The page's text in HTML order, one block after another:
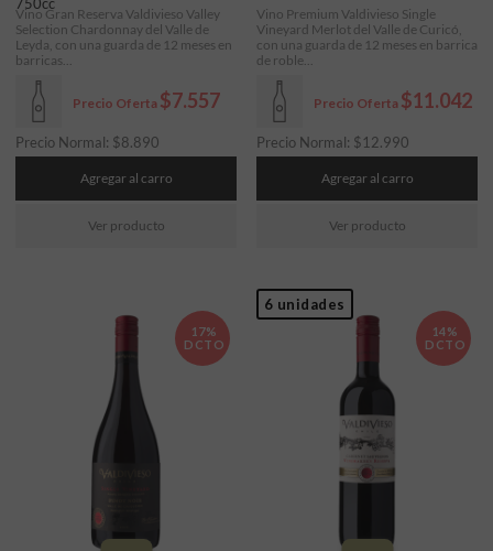
750cc
Precio Oferta $7.557
Precio Normal: $8.890
Vino Gran Reserva Valdivieso Valley
Selection Chardonnay del Valle de
Leyda, con una guarda de 12 meses en
barricas...
Agregar al carro
Ver producto
Precio Oferta $11.042
Precio Normal: $12.990
Vino Premium Valdivieso Single
Vineyard Merlot del Valle de Curicó,
con una guarda de 12 meses en barrica
de roble...
Agregar al carro
Ver producto
17%
DCTO
6 unidades
14%
DCTO